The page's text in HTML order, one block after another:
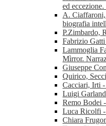
ed
A. Ciaffaroni,
biografia
P.Zimbardo,
Fabrizio
Lammoglia
Mìrror.
Giuseppe
Quirico,
Cacciari, Irti
Luigi
Remo Bodei
Luca Ricolfi -
Chiara